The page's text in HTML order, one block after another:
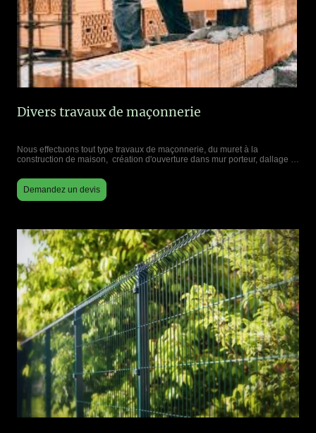
Divers travaux de maçonnerie
Nous effectuons tout type travaux de maçonnerie, du muret à la
construction de maison, création d'ouverture dans mur porteur, dallage …
Demandez un devis